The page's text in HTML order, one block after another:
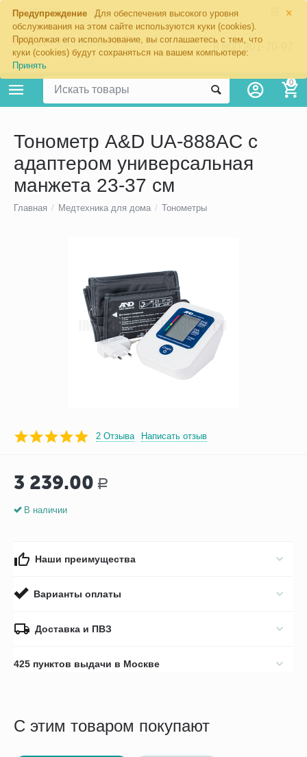
×
Предупреждение
Для обеспечения высокого уровня
обслуживания на этом сайте используются куки (cookies).
Продолжая его использование, вы соглашаетесь с тем, что
куки (cookies) будут сохраняться на вашем компьютере:
Принять
Москва
8 800 201-70-97
0
Тонометр A&D UA-888AC с
адаптером универсальная
манжета 23-37 см
Главная / Медтехника для дома / Тонометры
2 Отзыва Написать отзыв
3 239.00 Р
В наличии
Наши преимущества
Варианты оплаты
Доставка и ПВЗ
425 пунктов выдачи в Москве
С этим товаром покупают